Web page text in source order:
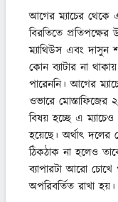
আগের ম্যাচের থেকে
বিরতিতে প্রতিপক্ষের
ম্যাথিউস এবং
কোন ব্যাটার না
পারেননি। আগের
ওভারে মোস্তাফিজের
বিষয় হচ্ছে এ
হয়েছে। অর্থাৎ দলের
ঠিকঠাক না হলেও
ব্যাপারটা আরো
অপরিবর্তিত রাখা হয়।